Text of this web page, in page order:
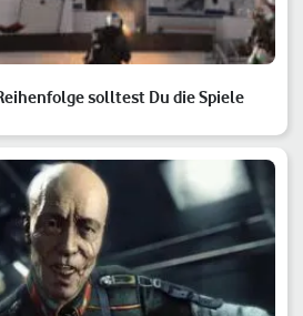
solltest Du die Spiele